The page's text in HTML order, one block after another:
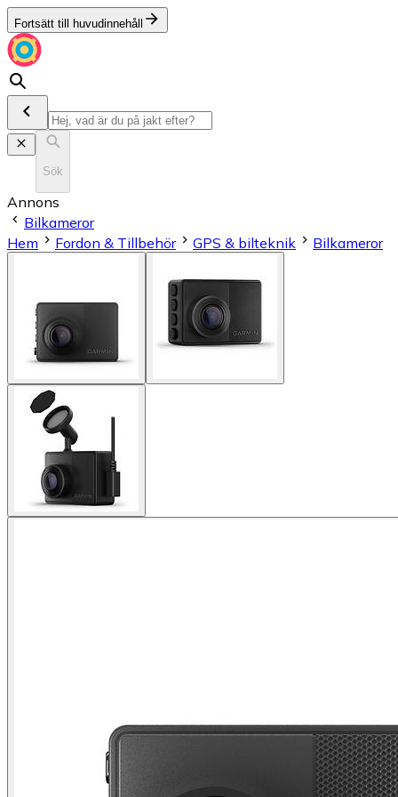
Fortsätt till huvudinnehåll
Sök
Annons
Bilkameror
Hem
Fordon & Tillbehör GPS & bilteknik Bilkameror